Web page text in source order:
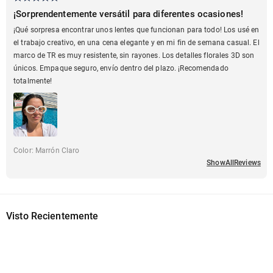
¡Sorprendentemente versátil para diferentes ocasiones!
¡Qué sorpresa encontrar unos lentes que funcionan para todo! Los usé en
el trabajo creativo, en una cena elegante y en mi fin de semana casual. El
marco de TR es muy resistente, sin rayones. Los detalles florales 3D son
únicos. Empaque seguro, envío dentro del plazo. ¡Recomendado
totalmente!
Color: Marrón Claro
ShowAllReviews
Visto Recientemente